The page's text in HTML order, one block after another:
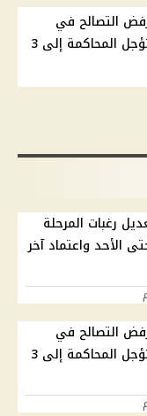
التصالح في
قضية الدهس والمحكمة تؤجل المحاكمة إلى 3
2026.. تعديل رغبات المرحلة
الأحد واعتماد آخر
التصالح في
قضية الدهس والمحكمة تؤجل المحاكمة إلى 3